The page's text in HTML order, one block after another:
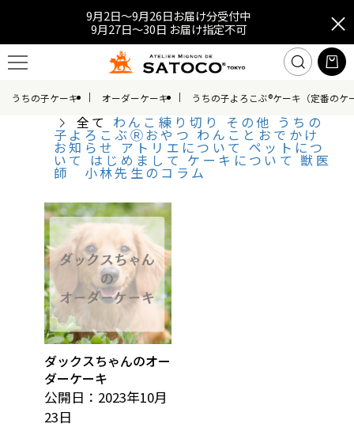
9月2日～9月26日お届け分受付中
9月27日～30日 お届け指定不可
うちの子ケーキ オーダーケーキ うちの子よろこぶ®ケーキ（定番のケ
全て わんこ練り切り その他 うちの
子よろこぶⓇおやつわんことおでかけ
お知らせアトリエについてペットにつ
いてはじめましてケーキについて獣医
師 小林先生のコラム
ダックスちゃんのオー
ダーケーキ
公開日：2023年10月
23日